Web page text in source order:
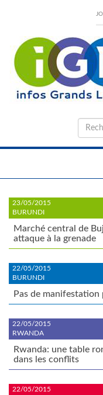
content
de
23/05/2015
BURUNDI
Marché central de
attaque à la grenade
22/05/2015
BURUNDI
Pas de
22/05/2015
RWANDA
Rwanda: une table
dans les conflits
22/05/2015